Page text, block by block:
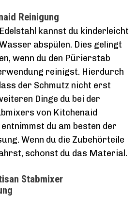
Reinigung
kannst du kinderleicht
abspülen. Dies gelingt
wenn du den Pürierstab
reinigst. Hierdurch
der Schmutz nicht erst
Dinge du bei der
von Kitchenaid
du am besten der
Wenn du die Zubehörteile
schonst du das Material.
Stabmixer